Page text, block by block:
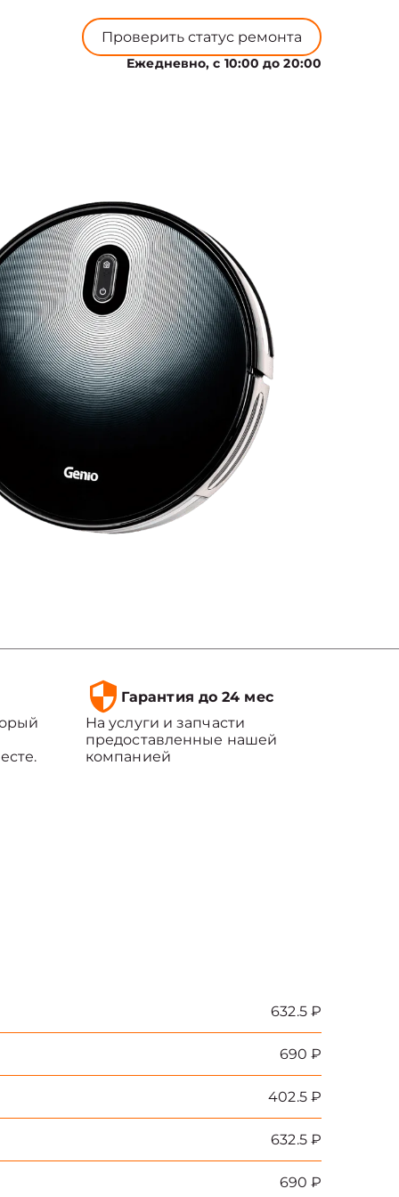
Проверить статус ремонта
Ежедневно, с 10:00 до 20:00
Гарантия до 24 мес
На услуги и запчасти
предоставленные нашей
компанией
632.5 ₽
690 ₽
402.5 ₽
632.5 ₽
690 ₽